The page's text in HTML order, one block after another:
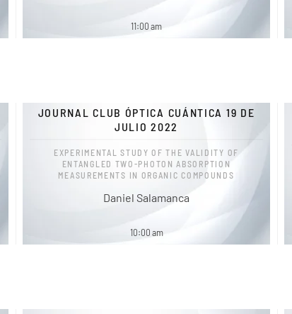
11:00 am
JOURNAL CLUB ÓPTICA CUÁNTICA 19 DE
JULIO 2022
EXPERIMENTAL STUDY OF THE VALIDITY OF
ENTANGLED TWO-PHOTON ABSORPTION
MEASUREMENTS IN ORGANIC COMPOUNDS
Daniel Salamanca
10:00 am